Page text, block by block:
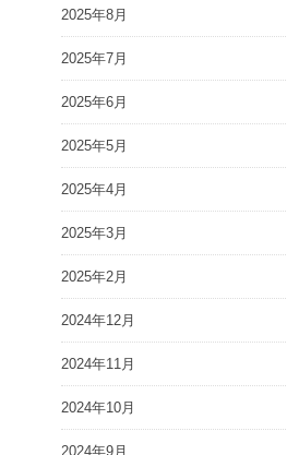
2025年8月
2025年7月
2025年6月
2025年5月
2025年4月
2025年3月
2025年2月
2024年12月
2024年11月
2024年10月
2024年9月